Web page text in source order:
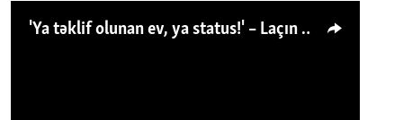
'Ya təklif olunan ev, ya status!' – Laçın köçkünü: 'Laçından başqa heç hara!'